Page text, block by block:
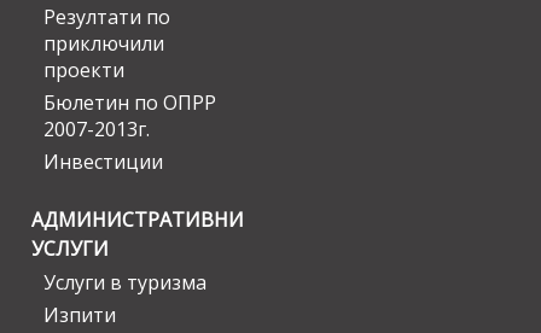
Резултати по
приключили
проекти
Бюлетин по ОПРР
2007-2013г.
Инвестиции
АДМИНИСТРАТИВНИ
УСЛУГИ
Услуги в туризма
Изпити